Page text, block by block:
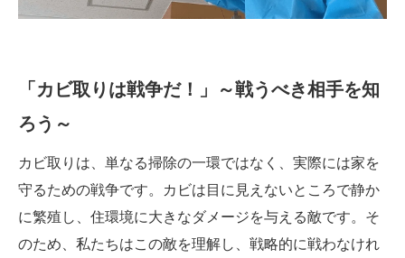
「カビ取りは戦争だ！」～戦うべき相手を知
ろう～
カビ取りは、単なる掃除の一環ではなく、実際には家を
守るための戦争です。カビは目に見えないところで静か
に繁殖し、住環境に大きなダメージを与える敵です。そ
のため、私たちはこの敵を理解し、戦略的に戦わなけれ